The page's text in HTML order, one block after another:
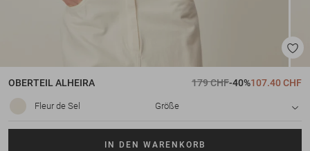
OBERTEILALHEIRA 179 CHF-40%107.40 CHF
Fleur de Sel Größe
IN DEN WARENKORB